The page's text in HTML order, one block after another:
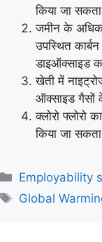
किया जा
जमीन के अधिक
उपस्थित
डाइऑक्साइड
खेती में
ऑक्साइड गैसों
क्लोरो फ्लोरो
किया जा
Categories
Employability
Tags
Global